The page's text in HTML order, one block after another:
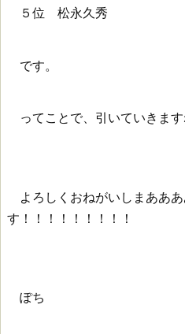
５位 松永久秀
です。
ってことで、引いていきます
よろしくおねがいしまああ
す！！！！！！！！！
ぽち